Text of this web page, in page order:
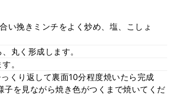
挽きミンチをよく炒め、塩、こしょ
丸く形成します。
。
り返して裏面10分程度焼いたら完成
を見ながら焼き色がつくまで焼いてくだ